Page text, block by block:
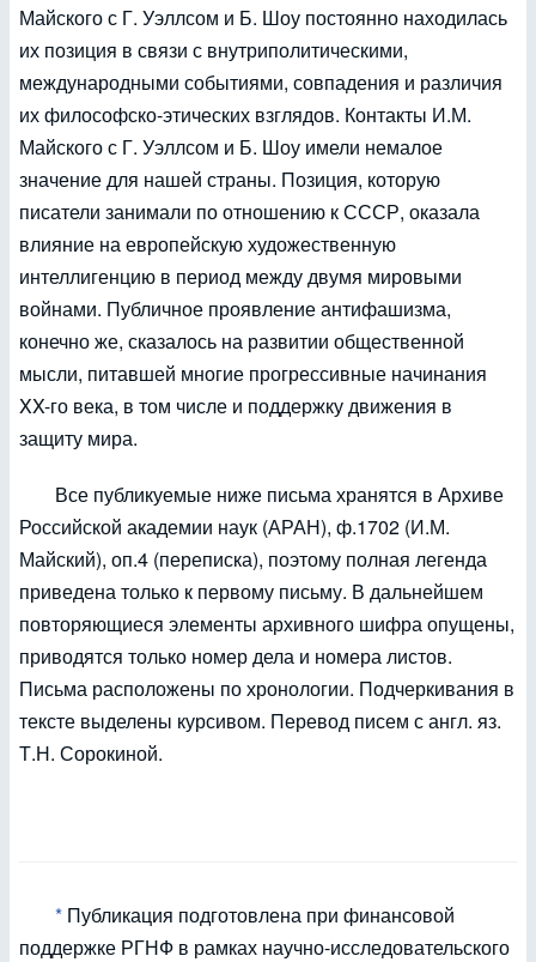
Майского с Г. Уэллсом и Б. Шоу постоянно находилась
их позиция в связи с внутриполитическими,
международными событиями, совпадения и различия
их философско-этических взглядов. Контакты И.М.
Майского с Г. Уэллсом и Б. Шоу имели немалое
значение для нашей страны. Позиция, которую
писатели занимали по отношению к СССР, оказала
влияние на европейскую художественную
интеллигенцию в период между двумя мировыми
войнами. Публичное проявление антифашизма,
конечно же, сказалось на развитии общественной
мысли, питавшей многие прогрессивные начинания
XX-го века, в том числе и поддержку движения в
защиту мира.
Все публикуемые ниже письма хранятся в Архиве
Российской академии наук (АРАН), ф.1702 (И.М.
Майский), оп.4 (переписка), поэтому полная легенда
приведена только к первому письму. В дальнейшем
повторяющиеся элементы архивного шифра опущены,
приводятся только номер дела и номера листов.
Письма расположены по хронологии. Подчеркивания в
тексте выделены курсивом. Перевод писем с англ. яз.
Т.Н. Сорокиной.
* Публикация подготовлена при финансовой
поддержке РГНФ в рамках научно-исследовательского